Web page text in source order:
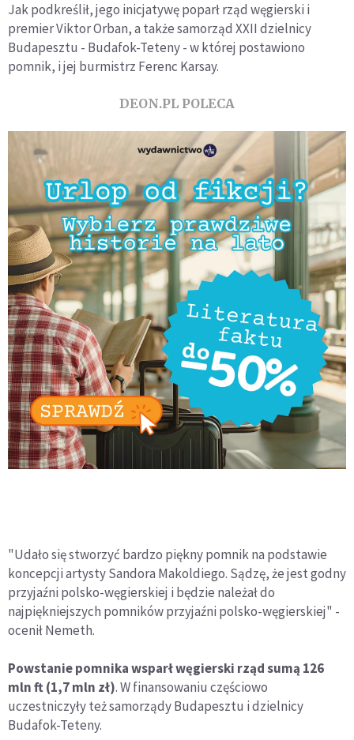
Jak podkreślił, jego inicjatywę poparł rząd węgierski i
premier Viktor Orban, a także samorząd XXII dzielnicy
Budapesztu - Budafok-Teteny - w której postawiono
pomnik, i jej burmistrz Ferenc Karsay.
DEON.PL POLECA
"Udało się stworzyć bardzo piękny pomnik na podstawie
koncepcji artysty Sandora Makoldiego. Sądzę, że jest godny
przyjaźni polsko-węgierskiej i będzie należał do
najpiękniejszych pomników przyjaźni polsko-węgierskiej" -
ocenił Nemeth.
Powstanie pomnika wsparł węgierski rząd sumą 126
mln ft (1,7 mln zł). W finansowaniu częściowo
uczestniczyły też samorządy Budapesztu i dzielnicy
Budafok-Teteny.